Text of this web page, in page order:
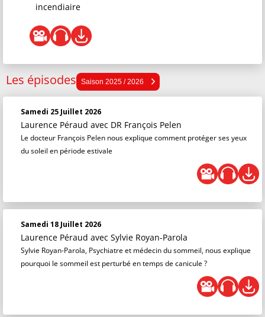
incendiaire
Les épisodes Saison 2025 / 2026
Saison 2024 / 2025
Saison 2023 / 2024
Saison 2022 / 2023
Samedi 25 Juillet 2026
Laurence Péraud avec DR François Pelen
Le docteur François Pelen nous explique comment protéger ses yeux
du soleil en période estivale
Samedi 18 Juillet 2026
Laurence Péraud avec Sylvie Royan-Parola
Sylvie Royan-Parola, Psychiatre et médecin du sommeil, nous explique
pourquoi le sommeil est perturbé en temps de canicule ?